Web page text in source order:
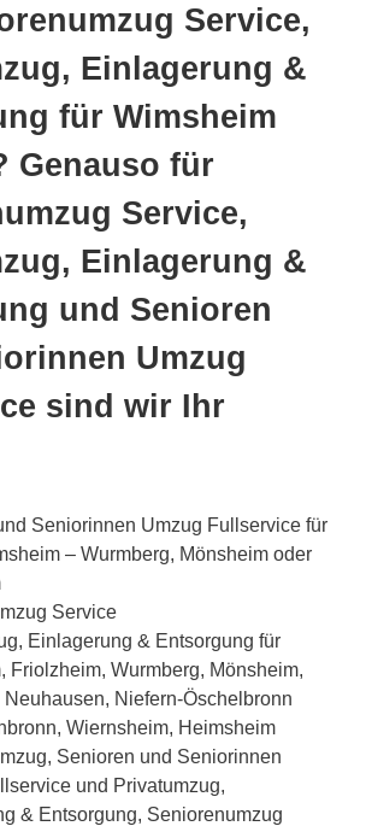
Service,
Einlagerung &
für Wimsheim
Genauso für
Service,
Einlagerung &
und Senioren
Umzug
sind wir Ihr
Seniorinnen Umzug Fullservice für
– Wurmberg, Mönsheim oder
Service
Einlagerung & Entsorgung für
Friolzheim, Wurmberg, Mönsheim,
Niefern-Öschelbronn
Wiernsheim, Heimsheim
Senioren und Seniorinnen
und Privatumzug,
& Entsorgung, Seniorenumzug